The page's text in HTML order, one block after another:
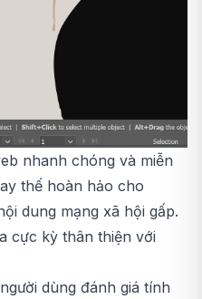
nhanh chóng và miễn
thế hoàn hảo cho
dung mạng xã hội gấp.
cực kỳ thân thiện với
dùng đánh giá tính